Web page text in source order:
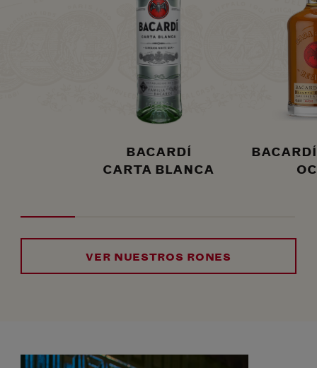
BACARDÍ
CARTA BLANCA
VER NUESTROS RONES